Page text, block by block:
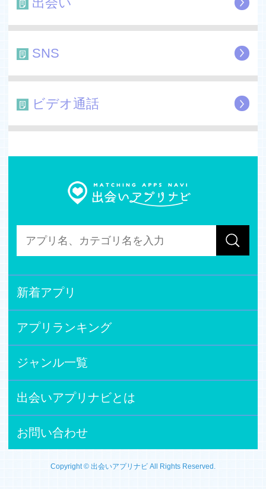
SNS
ビデオ通話
新着アプリ
アプリランキング
ジャンル一覧
出会いアプリナビとは
お問い合わせ
Copyright © 出会いアプリナビ All Rights Reserved.